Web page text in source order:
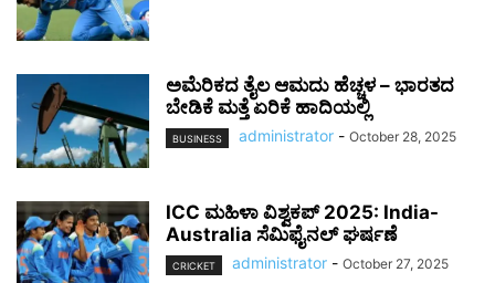
ಅಮೆರಿಕದ ತೈಲ ಆಮದು ಹೆಚ್ಚಳ – ಭಾರತದ
ಬೇಡಿಕೆ ಮತ್ತೆ ಏರಿಕೆ ಹಾದಿಯಲ್ಲಿ
BUSINESS administrator - October 28, 2025
ICC ಮಹಿಳಾ ವಿಶ್ವಕಪ್ 2025: India-
Australia ಸೆಮಿಫೈನಲ್ ಘರ್ಷಣೆ
CRICKET administrator - October 27, 2025